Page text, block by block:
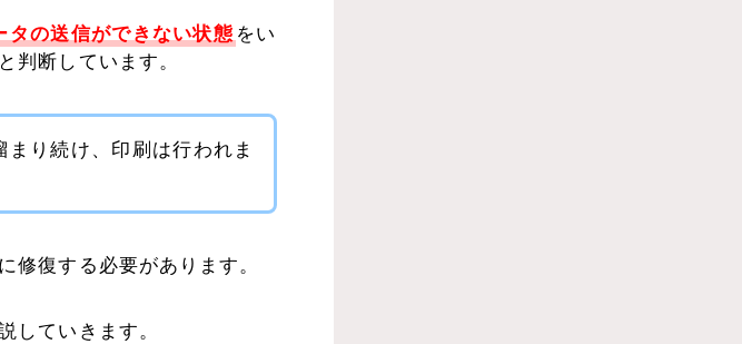
タの送信ができない状態 をい
判断しています。
り続け、印刷は行われま
修復する必要があります。
していきます。